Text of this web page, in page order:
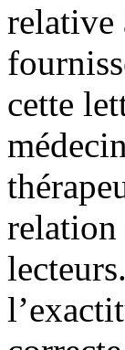
relative
cette
relation